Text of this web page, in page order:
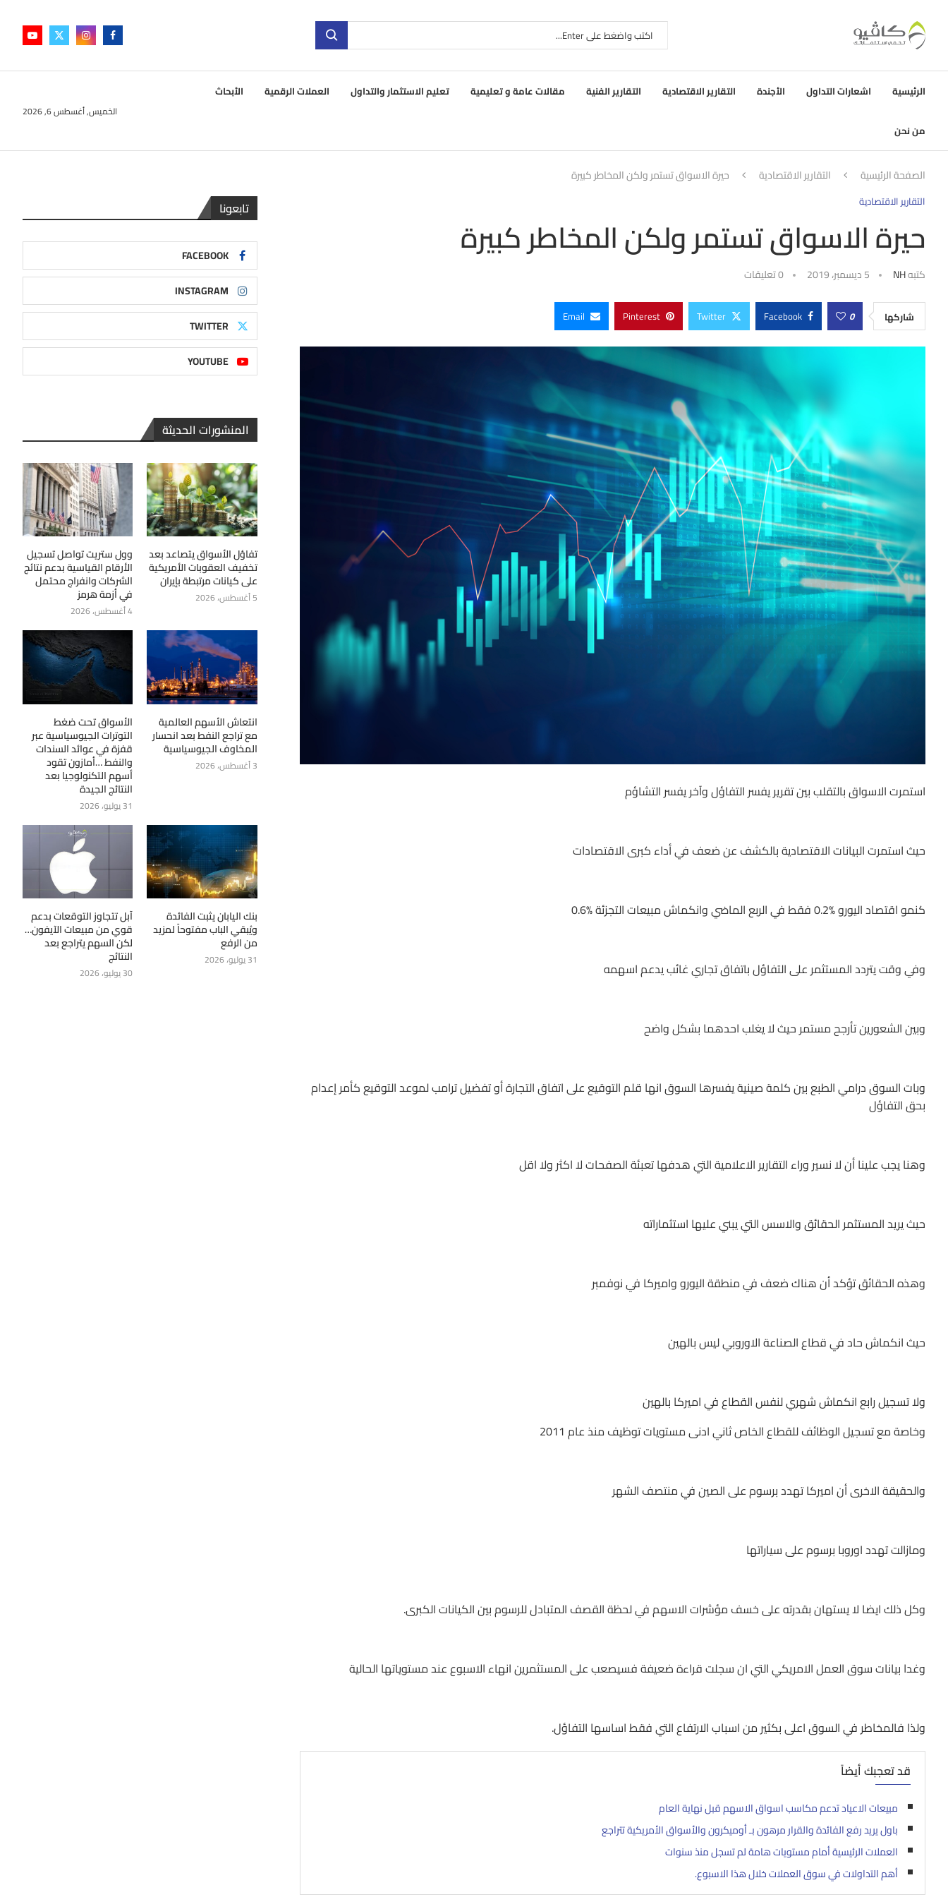
الرئيسية اشعارات التداول الأجندة التقارير الاقتصادية التقارير الفنية مقالات عامة و تعليمية تعليم الاستثمار والتداول العملات الرقمية الأبحاث
من نحن
الخميس, أغسطس 6, 2026
الصفحة الرئيسية التقارير الاقتصادية حيرة الاسواق تستمر ولكن المخاطر كبيرة
التقارير الاقتصادية
حيرة الاسواق تستمر ولكن المخاطر كبيرة
كتبهNH 5 ديسمبر، 2019 0 تعليقات
شاركها 0
Facebook
Twitter
Pinterest
Email
استمرت الاسواق بالتقلب بين تقرير يفسر التفاؤل وآخر يفسر التشاؤم
حيث استمرت البيانات الاقتصادية بالكشف عن ضعف في أداء كبرى الاقتصادات
كنمو اقتصاد اليورو 0.2‎%‎ فقط في الربع الماضي وانكماش مبيعات التجزئة 0.6‎%‎
وفي وقت يتردد المستثمر على التفاؤل باتفاق تجاري غائب يدعم اسهمه
وبين الشعورين تأرجح مستمر حيث لا يغلب احدهما بشكل واضح
وبات السوق درامي الطبع بين كلمة صينية يفسرها السوق انها قلم التوقيع على اتفاق التجارة أو تفضيل ترامب لموعد التوقيع كأمر إعدام
بحق التفاؤل
وهنا يجب علينا أن لا نسير وراء التقارير الاعلامية التي هدفها تعبئة الصفحات لا اكثر ولا اقل
حيث يريد المستثمر الحقائق والاسس التي يبني عليها استثماراته
وهذه الحقائق تؤكد أن هناك ضعف في منطقة اليورو واميركا في نوفمبر
حيث انكماش حاد في قطاع الصناعة الاوروبي ليس بالهين
ولا تسجيل رابع انكماش شهري لنفس القطاع في اميركا بالهين
وخاصة مع تسجيل الوظائف للقطاع الخاص ثاني ادنى مستويات توظيف منذ عام 2011
والحقيقة الاخرى أن اميركا تهدد برسوم على الصين في منتصف الشهر
ومازالت تهدد اوروبا برسوم على سياراتها
وكل ذلك ايضا لا يستهان بقدرته على خسف مؤشرات الاسهم في لحظة القصف المتبادل للرسوم بين الكيانات الكبرى.
وغدا بيانات سوق العمل الامريكي التي ان سجلت قراءة ضعيفة فسيصعب على المستثمرين انهاء الاسبوع عند مستوياتها الحالية
ولذا فالمخاطر في السوق اعلى بكثير من اسباب الارتفاع التي فقط اساسها التفاؤل.
قد تعجبك أيضاً
مبيعات الاعياد تدعم مكاسب اسواق الاسهم قبل نهاية العام
باول يريد رفع الفائدة والقرار مرهون بـ أوميكرون والأسواق الأمريكية تتراجع
العملات الرئيسية أمام مستويات هامة لم تسجل منذ سنوات
أهم التداولات في سوق العملات خلال هذا الاسبوع.
تابعونا
FACEBOOK
INSTAGRAM
TWITTER
YOUTUBE
المنشورات الحديثة
تفاؤل الأسواق يتصاعد بعد
تخفيف العقوبات الأمريكية
على كيانات مرتبطة بإيران
5 أغسطس، 2026
وول ستريت تواصل تسجيل
الأرقام القياسية بدعم نتائج
الشركات وانفراج محتمل
في أزمة هرمز
4 أغسطس، 2026
انتعاش الأسهم العالمية
مع تراجع النفط بعد انحسار
المخاوف الجيوسياسية
3 أغسطس، 2026
الأسواق تحت ضغط
التوترات الجيوسياسية عبر
قفزة في عوائد السندات
والنفط …أمازون تقود
أسهم التكنولوجيا بعد
النتائج الجيدة
31 يوليو، 2026
بنك اليابان يثبت الفائدة
ويُبقي الباب مفتوحاً لمزيد
من الرفع
31 يوليو، 2026
آبل تتجاوز التوقعات بدعم
قوي من مبيعات الآيفون…
لكن السهم يتراجع بعد
النتائج
30 يوليو، 2026